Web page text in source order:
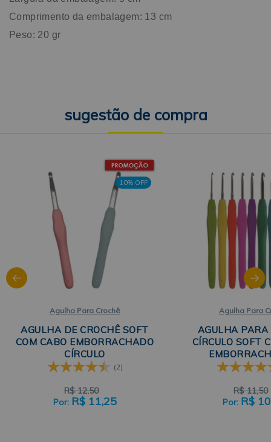
Comprimento da embalagem: 13 cm
Peso: 20 gr
10% OFF
Agulha Para Crochê
AGULHA DE CROCHÊ SOFT
COM CABO EMBORRACHADO
CÍRCULO
(2)
R$ 12,50
R$ 11,25
Agulha Para
AGULHA PARA
CÍRCULO SOFT
TAMANHOS
R$ 11,50
R$